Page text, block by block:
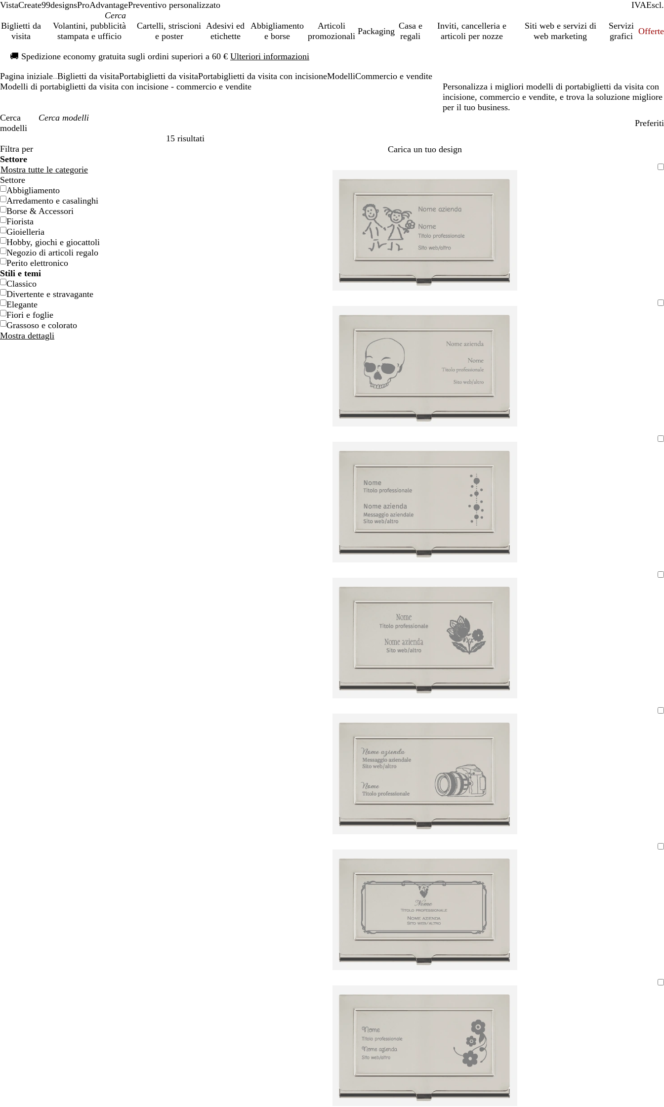
VistaCreate99designsProAdvantagePreventivo personalizzato IVAIncl.
Escl.
Biglietti da
visita
Volantini, pubblicità
stampata e ufficio
Cartelli, striscioni
e poster
Adesivi ed
etichette
Abbigliamento
e borse
Articoli
promozionali
Packaging
Casa e
regali
Inviti, cancelleria e
articoli per nozze
Siti web e servizi di
web marketing
Servizi
grafici
Offerte
🚚 Spedizione economy gratuita sugli ordini superiori a 60 € Ulteriori informazioni
1
Pagina iniziale Biglietti da visitaPortabiglietti da visitaPortabiglietti da visita con incisioneModelliCommercio e vendite
Modelli di portabiglietti da visita con incisione - commercio e vendite
Personalizza i migliori modelli di portabiglietti da visita con
incisione, commercio e vendite, e trova la soluzione migliore
per il tuo business.
Cerca
modelli
Preferiti
15 risultati
Filtri
Filtra per
Settore
Mostra tutte le categorie
Settore
Abbigliamento
Arredamento e casalinghi
Borse & Accessori
Fiorista
Gioielleria
Hobby, giochi e giocattoli
Negozio di articoli regalo
Perito elettronico
Stili e temi
Classico
Divertente e stravagante
Elegante
Fiori e foglie
Grassoso e colorato
Mostra dettagli
Carica un tuo design